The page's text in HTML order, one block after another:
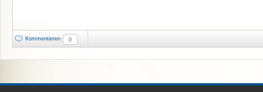
Kommentieren 0